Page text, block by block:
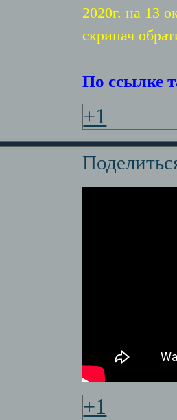
2020г. на 13
скрипач
По ссылке
+1
+1